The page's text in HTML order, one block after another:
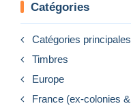
Catégories
Catégories principales
Timbres
Europe
France (ex-colonies &